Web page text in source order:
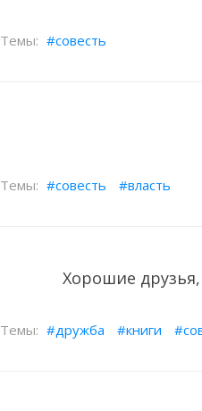
совесть
совесть власть
Хорошие
дружба книги